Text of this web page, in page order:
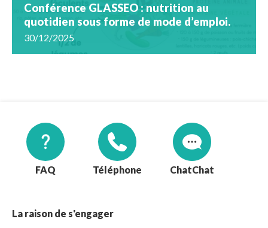
Conférence GLASSEO : nutrition au
quotidien sous forme de mode d’emploi.
30/12/2025
FAQ Téléphone Chat
La raison de s'engager